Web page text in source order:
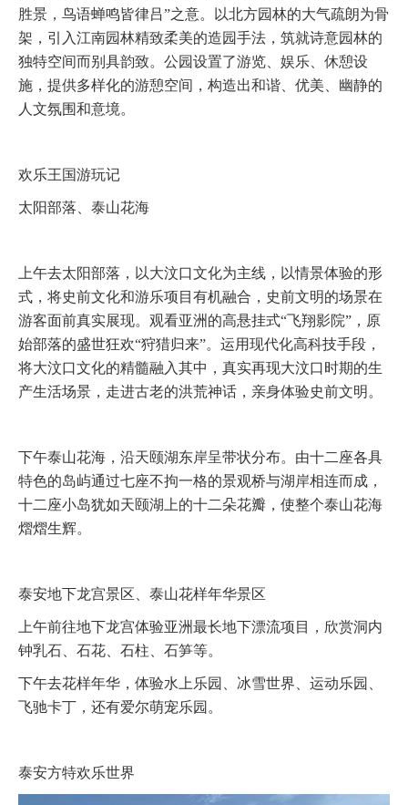
胜景，鸟语蝉鸣皆律吕”之意。以北方园林的大气疏朗为骨
架，引入江南园林精致柔美的造园手法，筑就诗意园林的
独特空间而别具韵致。公园设置了游览、娱乐、休憩设
施，提供多样化的游憩空间，构造出和谐、优美、幽静的
人文氛围和意境。
欢乐王国游玩记
太阳部落、泰山花海
上午去太阳部落，以大汶口文化为主线，以情景体验的形
式，将史前文化和游乐项目有机融合，史前文明的场景在
游客面前真实展现。观看亚洲的高悬挂式“飞翔影院”，原
始部落的盛世狂欢“狩猎归来”。运用现代化高科技手段，
将大汶口文化的精髓融入其中，真实再现大汶口时期的生
产生活场景，走进古老的洪荒神话，亲身体验史前文明。
下午泰山花海，沿天颐湖东岸呈带状分布。由十二座各具
特色的岛屿通过七座不拘一格的景观桥与湖岸相连而成，
十二座小岛犹如天颐湖上的十二朵花瓣，使整个泰山花海
熠熠生辉。
泰安地下龙宫景区、泰山花样年华景区
上午前往地下龙宫体验亚洲最长地下漂流项目，欣赏洞内
钟乳石、石花、石柱、石笋等。
下午去花样年华，体验水上乐园、冰雪世界、运动乐园、
飞驰卡丁，还有爱尔萌宠乐园。
泰安方特欢乐世界